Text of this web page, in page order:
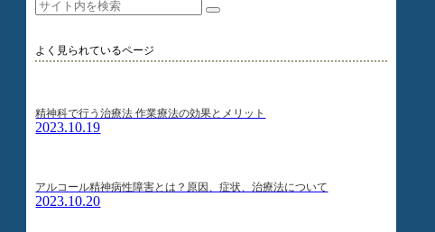
よく見られているページ
精神科で行う治療法 作業療法の効果とメリット
2023.10.19
アルコール精神病性障害とは？原因、症状、治療法について
2023.10.20